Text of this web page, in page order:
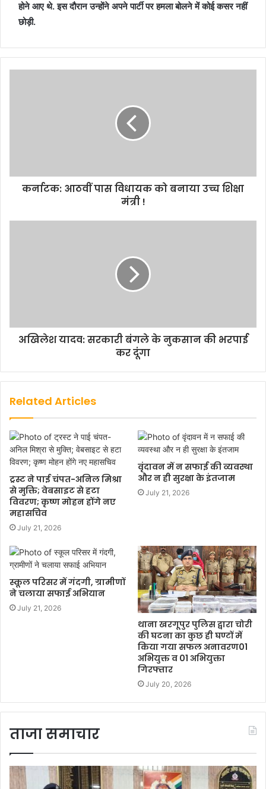
होने आए थे. इस दौरान उन्होंने अपने पार्टी पर हमला बोलने में कोई कसर नहीं
छोड़ी.
कर्नाटक: आठवीं पास विधायक को बनाया उच्च शिक्षा
मंत्री !
अखिलेश यादव: सरकारी बंगले के नुकसान की भरपाई
कर दूंगा
Related Articles
ट्रस्ट ने पाई चंपत-अनिल मिश्रा
से मुक्ति; वेबसाइट से हटा
विवरण; कृष्ण मोहन होंगे नए
महासचिव
July 21, 2026
वृंदावन में न सफाई की व्यवस्था
और न ही सुरक्षा के इंतजाम
July 21, 2026
स्कूल परिसर में गंदगी, ग्रामीणों
ने चलाया सफाई अभियान
July 21, 2026
थाना खरगूपुर पुलिस द्वारा चोरी
की घटना का कुछ ही घण्टों में
किया गया सफल अनावरण01
अभियुक्त व 01 अभियुक्ता
गिरफ्तार
July 20, 2026
ताजा समाचार